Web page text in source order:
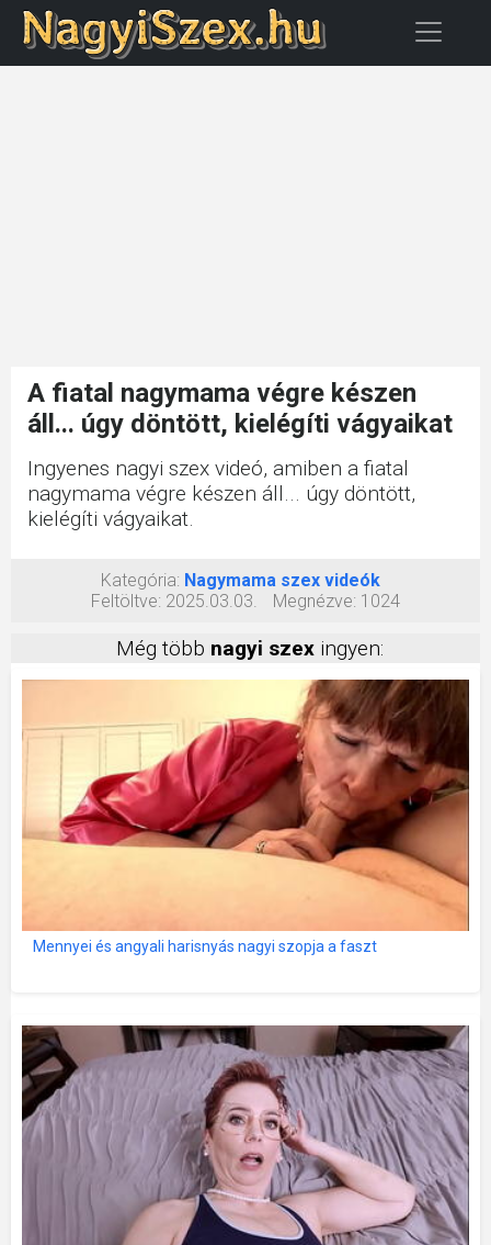
A fiatal nagymama végre készen
áll... úgy döntött, kielégíti vágyaikat
Ingyenes nagyi szex videó, amiben a fiatal
nagymama végre készen áll... úgy döntött,
kielégíti vágyaikat.
Kategória: Nagymama szex videók
Feltöltve: 2025.03.03. Megnézve: 1024
Még több nagyi szex ingyen:
Mennyei és angyali harisnyás nagyi szopja a faszt